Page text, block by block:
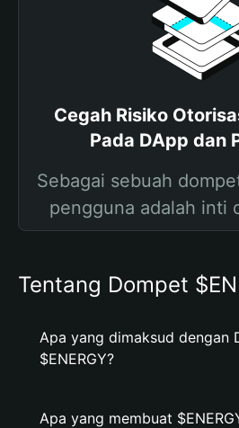
Cegah Risiko
Pada DApp dan
Sebagai sebuah
pengguna adalah inti
Tentang Dompet
Apa yang dimaksud dengan
$ENERGY?
Apa yang membuat